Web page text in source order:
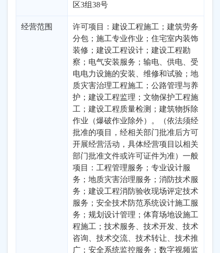
区3组38号
经营范围
许可项目：建设工程施工；建筑劳务
分包；施工专业作业；住宅室内装饰
装修；建设工程设计；建设工程勘
察；电气安装服务；输电、供电、受
电电力设施的安装、维修和试验；地
质灾害治理工程施工；公路管理与养
护；建设工程监理；文物保护工程施
工；建设工程质量检测；建筑物拆除
作业（爆破作业除外）。（依法须经
批准的项目，经相关部门批准后方可
开展经营活动，具体经营项目以相关
部门批准文件或许可证件为准）一般
项目：工程管理服务；专业设计服
务；地质灾害治理服务；消防技术服
务；建设工程消防验收现场评定技术
服务；安全技术防范系统设计施工服
务；规划设计管理；体育场地设施工
程施工；技术服务、技术开发、技术
咨询、技术交流、技术转让、技术推
广；安全系统监控服务；数字视频监